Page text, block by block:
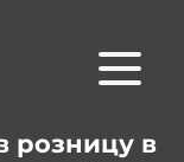
розницу в